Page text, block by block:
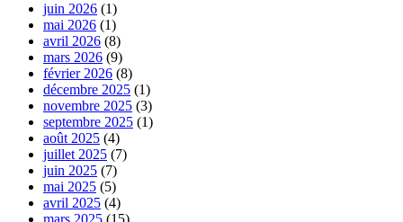
juin 2026 (1)
mai 2026 (1)
avril 2026 (8)
mars 2026 (9)
février 2026 (8)
décembre 2025 (1)
novembre 2025 (3)
septembre 2025 (1)
août 2025 (4)
juillet 2025 (7)
juin 2025 (7)
mai 2025 (5)
avril 2025 (4)
mars 2025 (15)